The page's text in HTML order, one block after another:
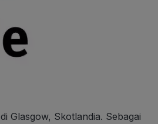
Glasgow, Skotlandia. Sebagai